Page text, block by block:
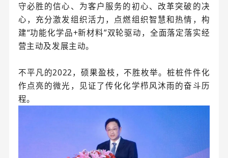
守必胜的信心、为客户服务的初心、改革突破的决
心，充分激发组织活力，点燃组织智慧和热情，构
建“功能化学品+新材料”双轮驱动，全面落定落实经
营主动及发展主动。
不平凡的2022，硕果盈枝，不胜枚举。桩桩件件化
作点亮的微光，见证了传化化学栉风沐雨的奋斗历
程。